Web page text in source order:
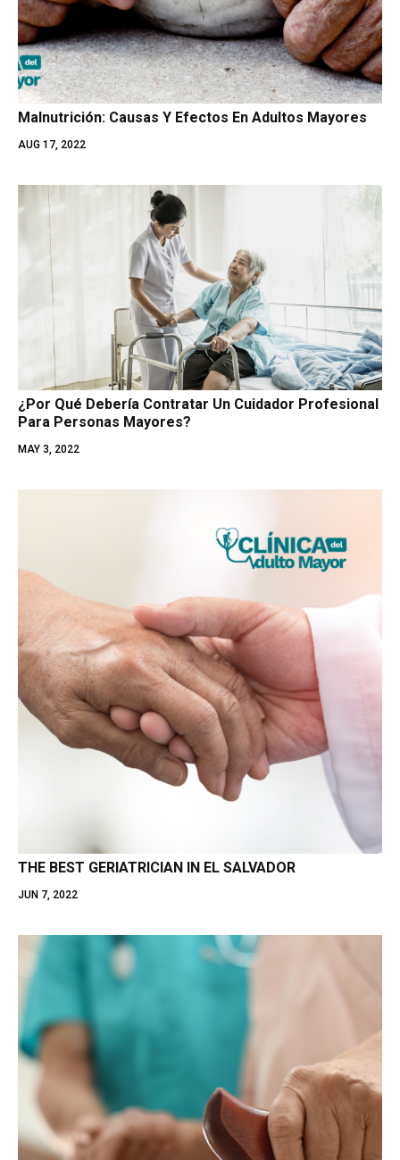
Malnutrición: Causas Y Efectos En Adultos Mayores
AUG 17, 2022
¿Por Qué Debería Contratar Un Cuidador Profesional
Para Personas Mayores?
MAY 3, 2022
THE BEST GERIATRICIAN IN EL SALVADOR
JUN 7, 2022